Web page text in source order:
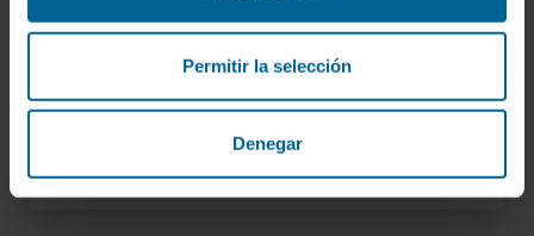
Permitir la selección
Denegar
Ver Curriculum
Servicio de Farmacia